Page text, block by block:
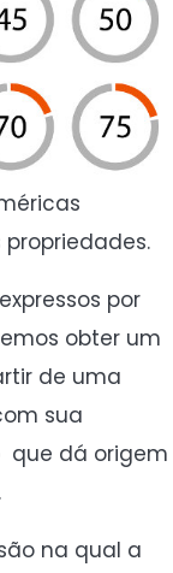
por
obter um
de uma
sua
que dá origem
na qual a